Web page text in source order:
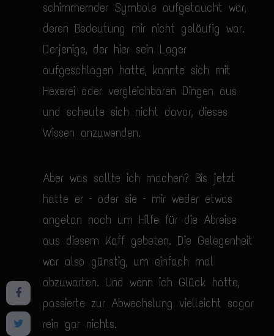
schimmernder Symbole aufgetaucht war,
deren Bedeutung mir nicht geläufig war.
Derjenige, der hier sein Lager
aufgeschlagen hatte, kannte sich mit
Hexerei oder vergleichbaren Dingen aus
und scheute sich nicht davor, dieses
Wissen anzuwenden.
Aber was sollte ich machen? Bis jetzt
hatte er – oder sie – mir weder etwas
angetan noch um Hilfe für die Abreise
aus diesem Kaff gebeten. Die Gelegenheit
war also günstig, um einfach mal
abzuwarten. Und wenn ich Glück hatte,
passierte zur Abwechslung vielleicht sogar
rein gar nichts.